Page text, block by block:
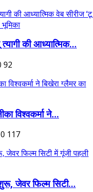
की आध्यात्मिक...
92
विश्वकर्मा ने...
0 117
जेवर फिल्म सिटी...